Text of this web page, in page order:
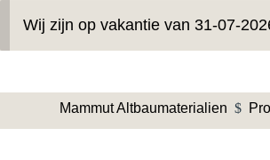
Wij zijn op vakantie van 31-07-
Mammut Altbaumaterialien $